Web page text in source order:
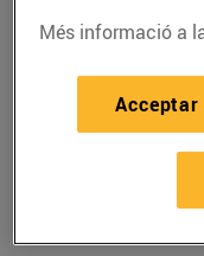
Els 5
la carn
03/de juliol/2024
A grans trets,
Més informació a
Acceptar